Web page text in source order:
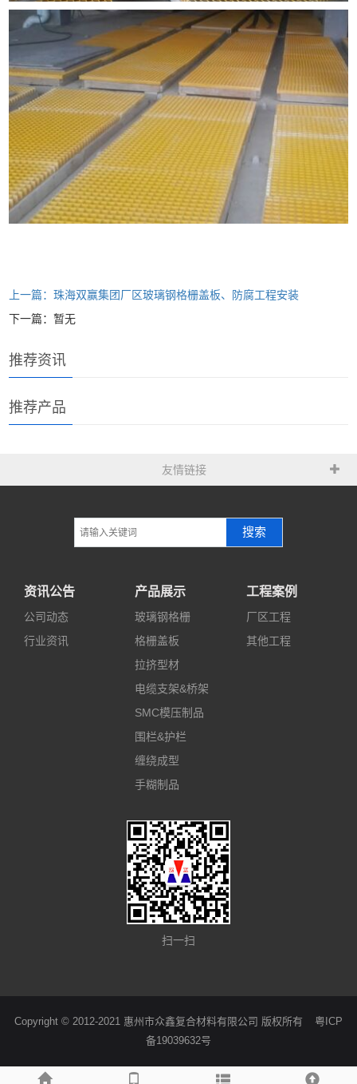
上一篇：珠海双赢集团厂区玻璃钢格栅盖板、防腐工程安装
下一篇：暂无
推荐资讯
推荐产品
友情链接
搜索
资讯公告
公司动态
行业资讯
产品展示
玻璃钢格栅
格栅盖板
拉挤型材
电缆支架&桥架
SMC模压制品
围栏&护栏
缠绕成型
手糊制品
工程案例
厂区工程
其他工程
扫一扫
Copyright © 2012-2021 惠州市众鑫复合材料有限公司 版权所有
粤ICP
备19039632号